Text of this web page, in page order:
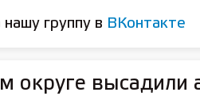
группу в ВКонтакте
округе высадили